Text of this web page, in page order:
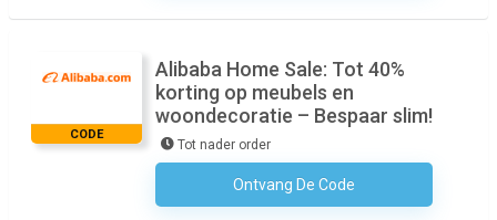
CODE
Alibaba Home Sale: Tot 40%
korting op meubels en
woondecoratie – Bespaar slim!
Tot nader order
Ontvang De CodeGeen Code Nodig